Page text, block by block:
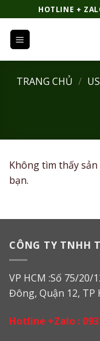
qua
dung
HOTLINE +
TRANG CHỦ /
Không tìm thấy
bạn.
CÔNG TY TNHH
VP HCM :Số 75/20/
Đông, Quận 12, TP
Hotline +Zalo :